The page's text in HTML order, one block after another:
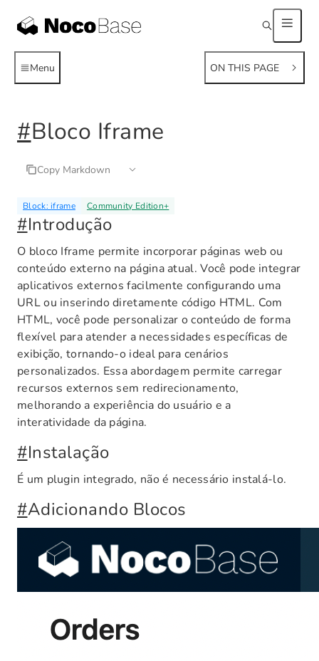
Menu ON THIS PAGE
#Bloco Iframe
Copy Markdown
Block: iframe Community Edition+
#Introdução
O bloco Iframe permite incorporar páginas web ou
conteúdo externo na página atual. Você pode integrar
aplicativos externos facilmente configurando uma
URL ou inserindo diretamente código HTML. Com
HTML, você pode personalizar o conteúdo de forma
flexível para atender a necessidades específicas de
exibição, tornando-o ideal para cenários
personalizados. Essa abordagem permite carregar
recursos externos sem redirecionamento,
melhorando a experiência do usuário e a
interatividade da página.
#Instalação
É um plugin integrado, não é necessário instalá-lo.
#Adicionando Blocos